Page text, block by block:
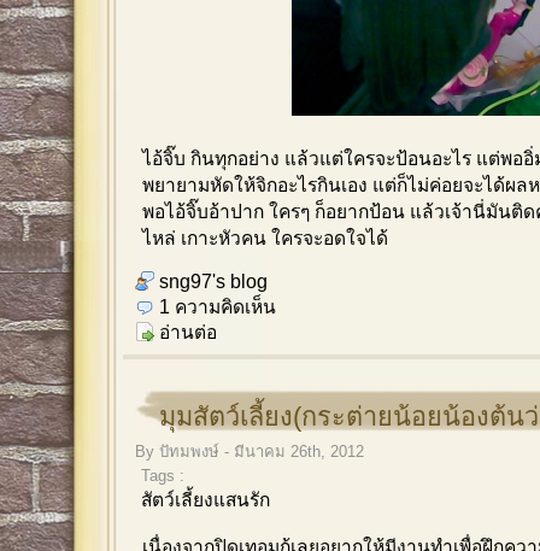
ไอ้จิ๊บ กินทุกอย่าง แล้วแต่ใครจะป้อนอะไร แต่พอ
พยายามหัดให้จิกอะไรกินเอง แต่ก็ไม่ค่อยจะได้ผล
พอไอ้จิ๊บอ้าปาก ใครๆ ก็อยากป้อน แล้วเจ้านี่มันติ
ไหล่ เกาะหัวคน ใครจะอดใจได้
sng97's blog
1 ความคิดเห็น
อ่านต่อ
มุมสัตว์เลี้ยง(กระต่ายน้อยน้องต้น
By ปัทมพงษ์ - มีนาคม 26th, 2012
Tags :
สัตว์เลี้ยงแสนรัก